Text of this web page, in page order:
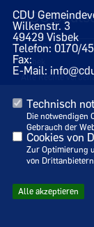
CDU
©2026 CDU
Visbek
Alle Rechte
CDU
Wilkenstr. 3
49429 Visbek
Telefon: 0170/
Fax:
E-Mail:
Technisch
Die notwendigen
Gebrauch der
Cookies von
Zur Optimierung
von
Alle akzeptieren